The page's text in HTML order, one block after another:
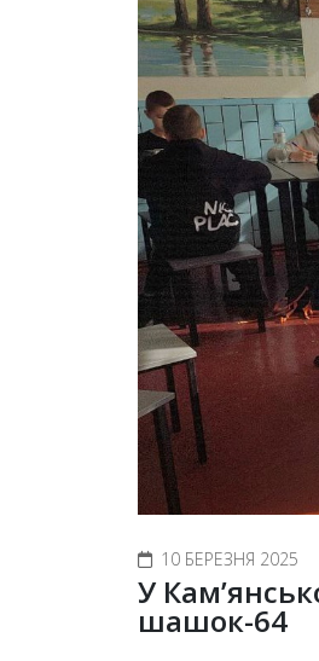
10 БЕРЕЗНЯ 2025
У
шашок-64